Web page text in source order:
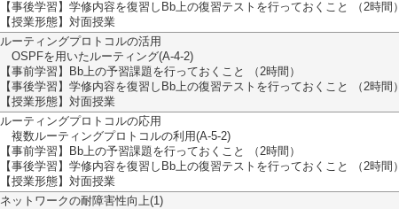
【事後学習】学修内容を復習しBb上の復習テストを行っておくこと （2時間）
【授業形態】対面授業
ルーティングプロトコルの活用
OSPFを用いたルーティング(A-4-2)
【事前学習】Bb上の予習課題を行っておくこと （2時間）
【事後学習】学修内容を復習しBb上の復習テストを行っておくこと （2時間）
【授業形態】対面授業
ルーティングプロトコルの応用
複数ルーティングプロトコルの利用(A-5-2)
【事前学習】Bb上の予習課題を行っておくこと （2時間）
【事後学習】学修内容を復習しBb上の復習テストを行っておくこと （2時間）
【授業形態】対面授業
ネットワークの耐障害性向上(1)